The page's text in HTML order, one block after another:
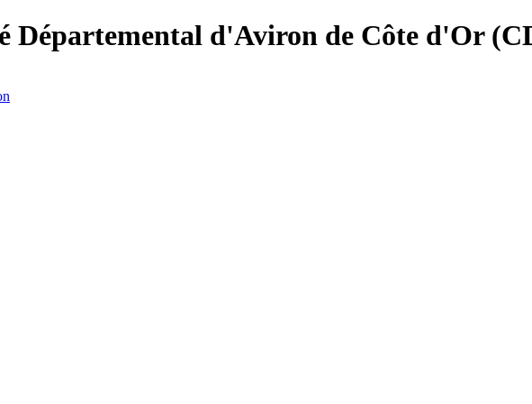
Départemental d'Aviron de Côte d'Or